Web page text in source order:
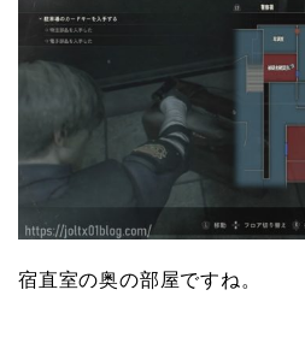
宿直室の奥の部屋ですね。